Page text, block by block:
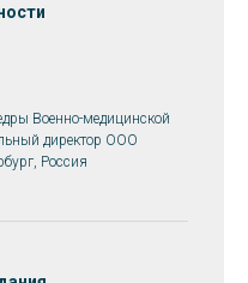
Военно-медицинской
директор ООО
Россия